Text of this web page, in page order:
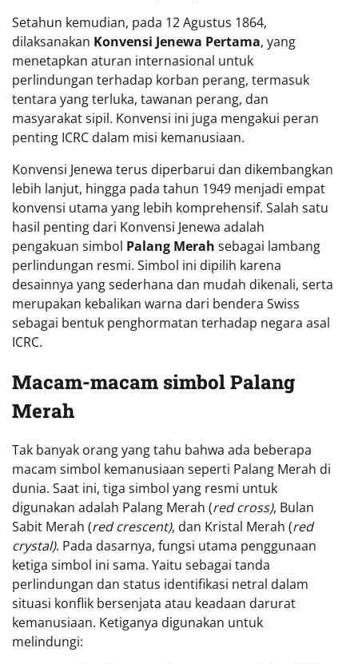
Setahun kemudian, pada 12 Agustus 1864,
dilaksanakan Konvensi Jenewa Pertama, yang
menetapkan aturan internasional untuk
perlindungan terhadap korban perang, termasuk
tentara yang terluka, tawanan perang, dan
masyarakat sipil. Konvensi ini juga mengakui peran
penting ICRC dalam misi kemanusiaan.
Konvensi Jenewa terus diperbarui dan dikembangkan
lebih lanjut, hingga pada tahun 1949 menjadi empat
konvensi utama yang lebih komprehensif. Salah satu
hasil penting dari Konvensi Jenewa adalah
pengakuan simbol Palang Merah sebagai lambang
perlindungan resmi. Simbol ini dipilih karena
desainnya yang sederhana dan mudah dikenali, serta
merupakan kebalikan warna dari bendera Swiss
sebagai bentuk penghormatan terhadap negara asal
ICRC.
Macam-macam simbol Palang
Merah
Tak banyak orang yang tahu bahwa ada beberapa
macam simbol kemanusiaan seperti Palang Merah di
dunia. Saat ini, tiga simbol yang resmi untuk
digunakan adalah Palang Merah (red cross), Bulan
Sabit Merah (red crescent), dan Kristal Merah (red
crystal). Pada dasarnya, fungsi utama penggunaan
ketiga simbol ini sama. Yaitu sebagai tanda
perlindungan dan status identifikasi netral dalam
situasi konflik bersenjata atau keadaan darurat
kemanusiaan. Ketiganya digunakan untuk
melindungi: